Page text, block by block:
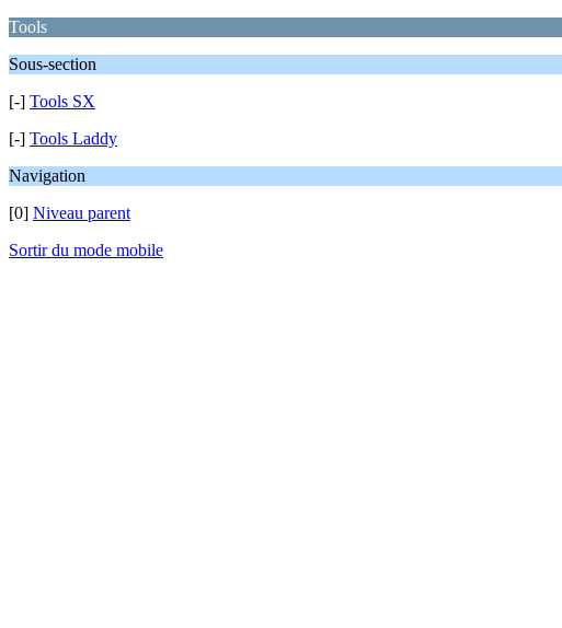
Tools
Sous-section
[-] Tools SX
[-] Tools Laddy
Navigation
[0] Niveau parent
Sortir du mode mobile